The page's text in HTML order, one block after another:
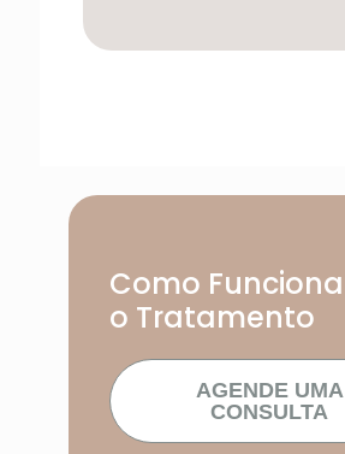
Como Funciona
o Tratamento
AGENDE UMA
CONSULTA